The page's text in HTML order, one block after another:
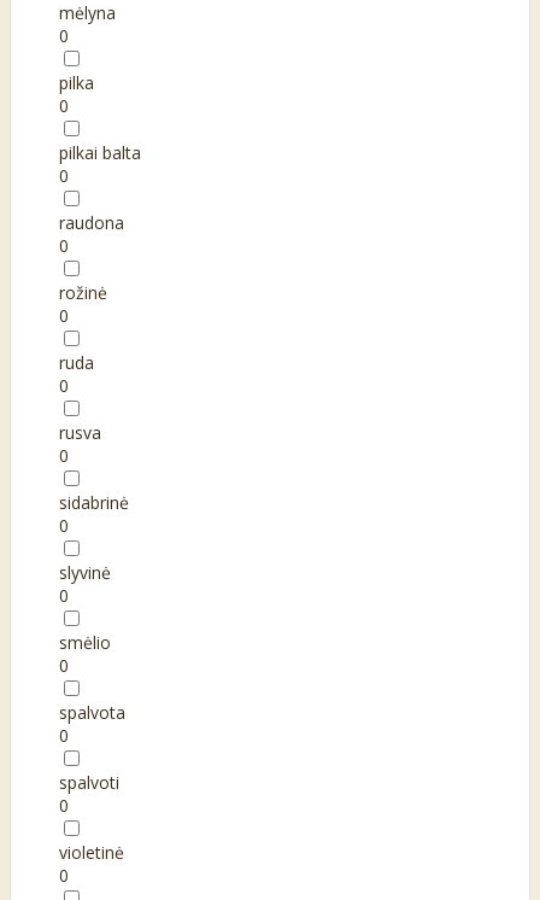
mėlyna
0
pilka
0
pilkai balta
0
raudona
0
rožinė
0
ruda
0
rusva
0
sidabrinė
0
slyvinė
0
smėlio
0
spalvota
0
spalvoti
0
violetinė
0